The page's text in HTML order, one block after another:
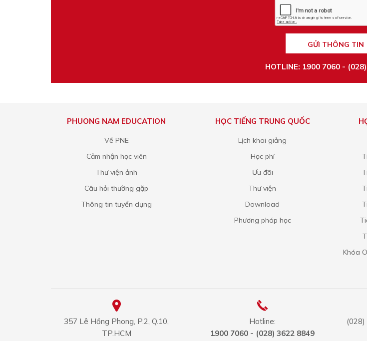
GỬI THÔNG TIN
HOTLINE: 1900 7060 -
PHUONG NAM EDUCATION
Về PNE
Cảm nhận học viên
Thư viện ảnh
Câu hỏi thường gặp
Thông tin tuyển dụng
HỌC TIẾNG TRUNG QUỐC
Lịch khai giảng
Học phí
Ưu đãi
Thư viện
Download
Phương pháp học
Khóa
357 Lê Hồng Phong, P.2, Q.10,
TP.HCM
Hotline:
1900 7060 - (028) 3622 8849